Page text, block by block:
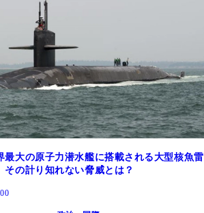
最大の原子力潜水艦に搭載される大型核魚雷
その計り知れない脅威とは？